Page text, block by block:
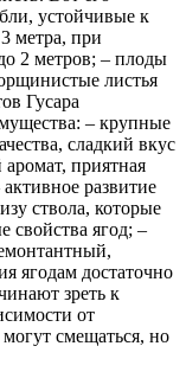
устойчивые к
метра, при
2 метров; – плоды
листья
Гусара
– крупные
сладкий вкус
приятная
развитие
ствола, которые
свойства ягод; –
ягодам достаточно
зреть к
от
смещаться, но